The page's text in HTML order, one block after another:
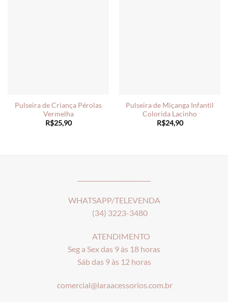
Pulseira de Criança Pérolas
Vermelha
R$25,90
Pulseira de Miçanga Infantil
Colorida Lacinho
R$24,90
WHATSAPP/TELEVENDA
(34) 3223-3480
ATENDIMENTO
Seg a Sex das 9 às 18 horas
Sáb das 9 às 12 horas
comercial@laraacessorios.com.br